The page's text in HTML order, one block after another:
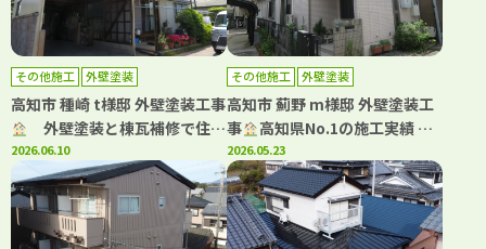
その他施工 外壁塗装
高知市 種崎 t様邸 外壁塗装工事
外壁塗装と棟瓦補修で住ま
いを長寿命化！
2026.06.10
その他施工 外壁塗装
高知市 薊野 m様邸 外壁塗装工
事
高知県No.1の施工実績 WB
アート多彩仕上工法で新築のよ
うな仕上がり！
2026.05.23